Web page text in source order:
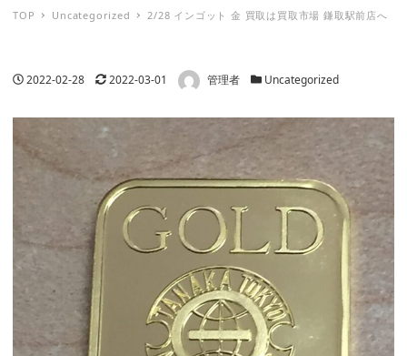
TOP Uncategorized 2/28 インゴット 金 買取は買取市場 鎌取駅前店へ
投稿日
2022-02-28 更新日
2022-03-01 著者 管理者 カテゴリー
Uncategorized